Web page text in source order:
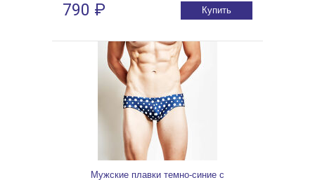
790 ₽ Купить
Мужские плавки темно-синие с